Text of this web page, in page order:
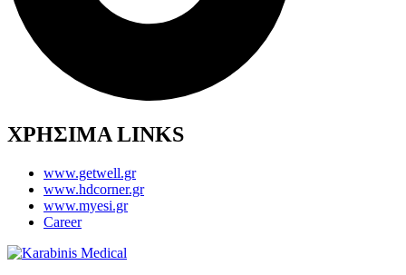
ΧΡΗΣΙΜΑ LINKS
www.getwell.gr
www.hdcorner.gr
www.myesi.gr
Career